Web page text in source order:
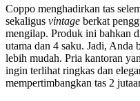
Coppo menghadirkan tas
sekaligus vintage berkat
mengilap. Produk ini bahkan
utama dan 4 saku. Jadi, Anda
lebih mudah. Pria kantoran
ingin terlihat ringkas dan
mempertimbangkan tas 2